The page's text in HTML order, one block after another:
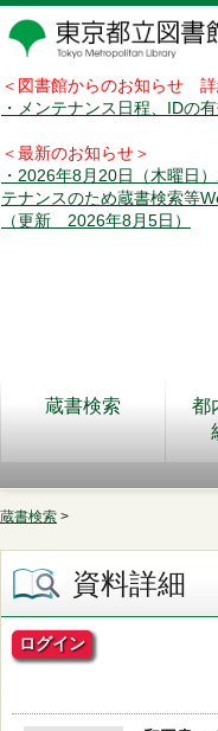
＜図書館からのお知らせ
・メンテナンス日程、IDの
＜最新のお知らせ＞
・2026年8月20日（木曜日
テナンスのため蔵書検索等
（更新 2026年8月5日）
蔵書検索
都
蔵書検索 >
資料詳細
ログイン